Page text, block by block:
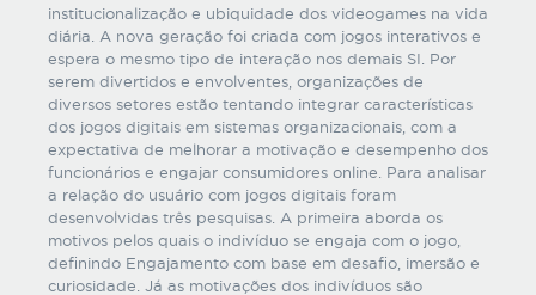
institucionalização e ubiquidade dos videogames na vida
diária. A nova geração foi criada com jogos interativos e
espera o mesmo tipo de interação nos demais SI. Por
serem divertidos e envolventes, organizações de
diversos setores estão tentando integrar características
dos jogos digitais em sistemas organizacionais, com a
expectativa de melhorar a motivação e desempenho dos
funcionários e engajar consumidores online. Para analisar
a relação do usuário com jogos digitais foram
desenvolvidas três pesquisas. A primeira aborda os
motivos pelos quais o indivíduo se engaja com o jogo,
definindo Engajamento com base em desafio, imersão e
curiosidade. Já as motivações dos indivíduos são